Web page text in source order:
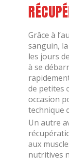
Grâce à
sanguin,
les jours
à se
de petites
occasion
technique
Un autre
aux
nutritives